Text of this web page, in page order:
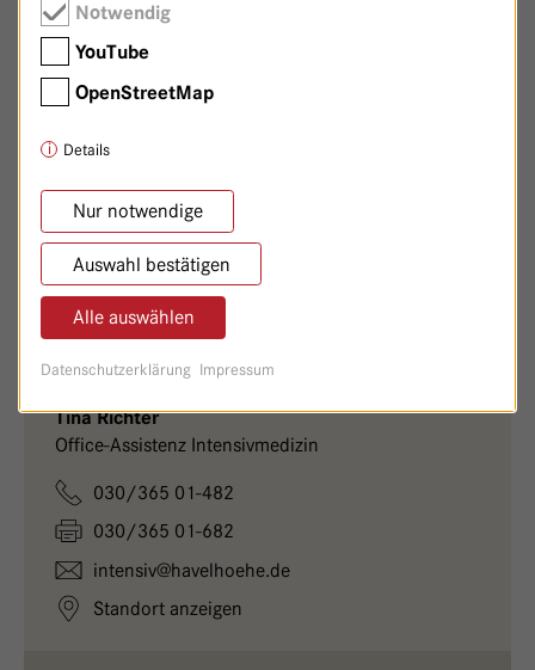
Tina Richter
Office-Assistenz Intensivmedizin
030/365 01-482
030/365 01-682
intensiv@havelhoehe.de
Standort anzeigen
Notwendig
YouTube
OpenStreetMap
Details
Nur notwendige
Auswahl bestätigen
Alle auswählen
Datenschutzerklärung Impressum